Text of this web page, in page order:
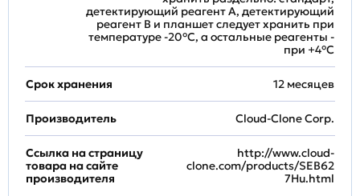
детектирующий реагент A, детектирующий
реагент B и планшет следует хранить при
температуре -20°C, а остальные реагенты -
при +4°С
Срок хранения 12 месяцев
Производитель Cloud-Clone Corp.
Ссылка на страницу
товара на сайте
производителя
http://www.cloud-
clone.com/products/SEB62
7Hu.html